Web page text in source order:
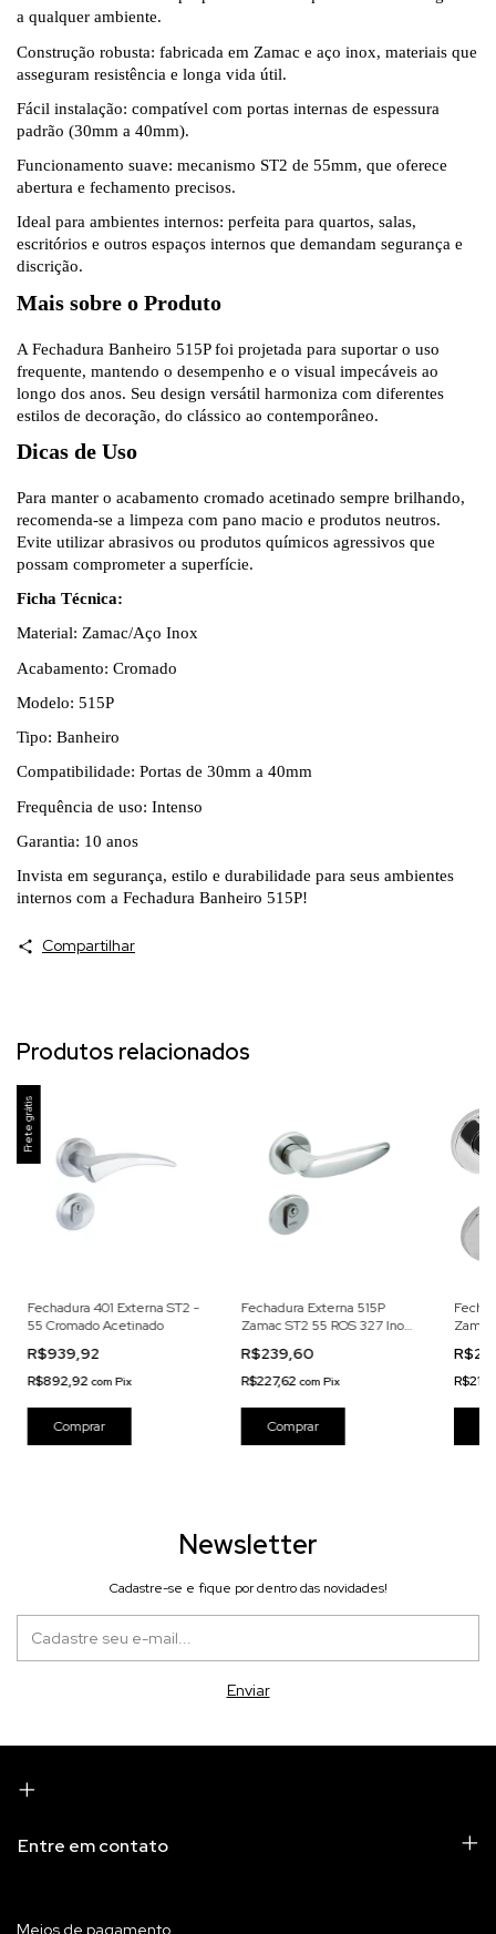
a qualquer ambiente.
Construção robusta: fabricada em Zamac e aço inox, materiais que
asseguram resistência e longa vida útil.
Fácil instalação: compatível com portas internas de espessura
padrão (30mm a 40mm).
Funcionamento suave: mecanismo ST2 de 55mm, que oferece
abertura e fechamento precisos.
Ideal para ambientes internos: perfeita para quartos, salas,
escritórios e outros espaços internos que demandam segurança e
discrição.
Mais sobre o Produto
A Fechadura Banheiro 515P foi projetada para suportar o uso
frequente, mantendo o desempenho e o visual impecáveis ao
longo dos anos. Seu design versátil harmoniza com diferentes
estilos de decoração, do clássico ao contemporâneo.
Dicas de Uso
Para manter o acabamento cromado acetinado sempre brilhando,
recomenda-se a limpeza com pano macio e produtos neutros.
Evite utilizar abrasivos ou produtos químicos agressivos que
possam comprometer a superfície.
Ficha Técnica:
Material: Zamac/Aço Inox
Acabamento: Cromado
Modelo: 515P
Tipo: Banheiro
Compatibilidade: Portas de 30mm a 40mm
Frequência de uso: Intenso
Garantia: 10 anos
Invista em segurança, estilo e durabilidade para seus ambientes
internos com a Fechadura Banheiro 515P!
Compartilhar
Produtos relacionados
Frete grátis
Fechadura 401 Externa ST2 -
55 Cromado Acetinado
R$939,92
R$892,92com Pix
Fechadura Externa 515P
Zamac ST2 55 ROS 327 Inox
R$239,60
R$227,62com Pix
Newsletter
Cadastre-se e fique por dentro das novidades!
Entre em contato
Meios de pagamento